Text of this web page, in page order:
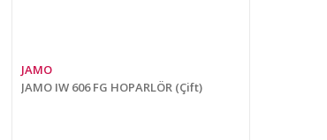
JAMO
JAMO IW 606 FG HOPARLÖR (Çift)